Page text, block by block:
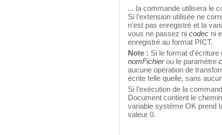
... la commande utilisera le
Si l’extension utilisée ne
n’est pas enregistré et la
vous ne passez ni codec ni
enregistré au format PICT.
Note : Si le format d'écriture
nomFichierou le paramètre
aucune opération de
écrite telle quelle, sans
Si l’exécution de la
Document contient le
variable système OK prend
valeur 0.